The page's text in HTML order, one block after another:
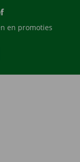
en promoties